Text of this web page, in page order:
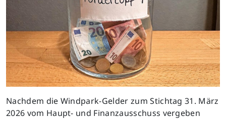
Nachdem die Windpark-Gelder zum Stichtag 31. März
2026 vom Haupt- und Finanzausschuss vergeben